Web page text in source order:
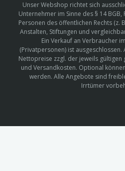
Unser Webshop richtet sich
Unternehmer im Sinne des § 14
Personen des öffentlichen Rechts (z.
Anstalten, Stiftungen und
Ein Verkauf an Verbraucher
(Privatpersonen) ist ausgeschlossen.
Nettopreise zzgl. der jeweils
und Versandkosten. Optional
werden. Alle Angebote sind
Irrtümer